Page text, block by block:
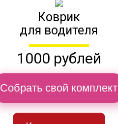
Коврик
для водителя
1000 рублей
Собрать свой комплект